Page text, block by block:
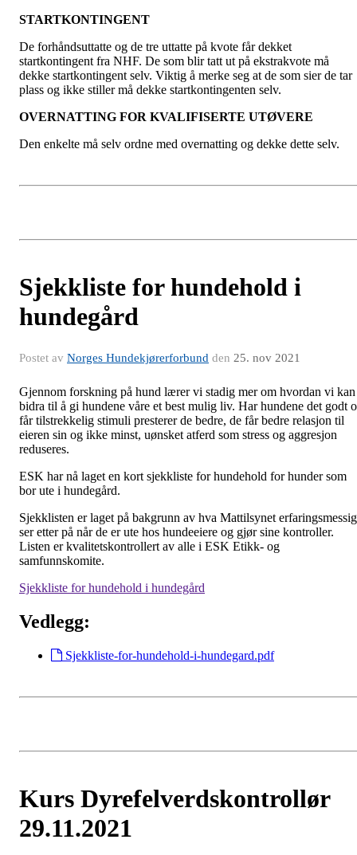
STARTKONTINGENT
De forhåndsuttatte og de tre uttatte på kvote får dekket
startkontingent fra NHF. De som blir tatt ut på ekstrakvote må
dekke startkontingent selv. Viktig å merke seg at de som sier de tar
plass og ikke stiller må dekke startkontingenten selv.
OVERNATTING FOR KVALIFISERTE UTØVERE
Den enkelte må selv ordne med overnatting og dekke dette selv.
Sjekkliste for hundehold i
hundegård
Postet av Norges Hundekjørerforbund den 25. nov 2021
Gjennom forskning på hund lærer vi stadig mer om hvordan vi kan
bidra til å gi hundene våre et best mulig liv. Har hundene det godt
får tilstrekkelig stimuli presterer de bedre, de får bedre relasjon til
eieren sin og ikke minst, uønsket atferd som stress og aggresjon
reduseres.
ESK har nå laget en kort sjekkliste for hundehold for hunder som
bor ute i hundegård.
Sjekklisten er laget på bakgrunn av hva Mattilsynet erfaringsmessig
ser etter på når de er ute hos hundeeiere og gjør sine kontroller.
Listen er kvalitetskontrollert av alle i ESK Etikk- og
samfunnskomite.
Sjekkliste for hundehold i hundegård
Vedlegg:
Sjekkliste-for-hundehold-i-hundegard.pdf
Kurs Dyrefelverdskontrollør
29.11.2021